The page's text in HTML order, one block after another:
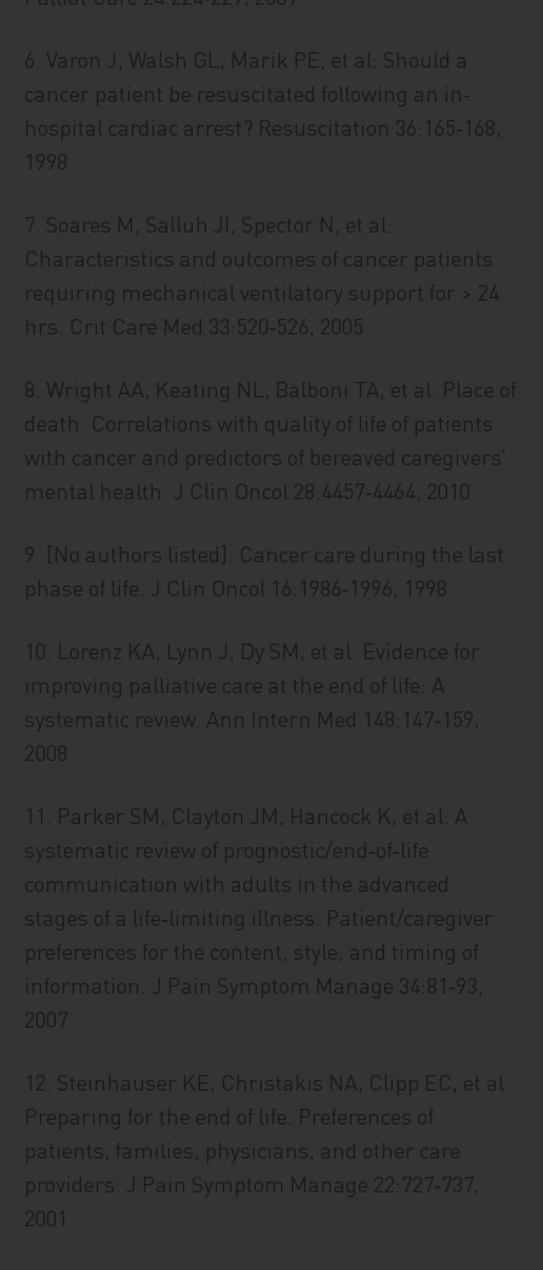
6. Varon J, Walsh GL, Marik PE, et al: Should a
cancer patient be resuscitated following an in-
hospital cardiac arrest? Resuscitation 36:165‑168,
1998
7. Soares M, Salluh JI, Spector N, et al:
Characteristics and outcomes of cancer patients
requiring mechanical ventilatory support for > 24
hrs. Crit Care Med 33:520‑526, 2005
8. Wright AA, Keating NL, Balboni TA, et al: Place of
death: Correlations with quality of life of patients
with cancer and predictors of bereaved caregivers’
mental health. J Clin Oncol 28:4457‑4464, 2010
9. [No authors listed]: Cancer care during the last
phase of life. J Clin Oncol 16:1986‑1996, 1998
10. Lorenz KA, Lynn J, Dy SM, et al: Evidence for
improving palliative care at the end of life: A
systematic review. Ann Intern Med 148:147‑159,
2008
11. Parker SM, Clayton JM, Hancock K, et al: A
systematic review of prognostic/end‑of‑life
communication with adults in the advanced
stages of a life‑limiting illness: Patient/caregiver
preferences for the content, style, and timing of
information. J Pain Symptom Manage 34:81‑93,
2007
12. Steinhauser KE, Christakis NA, Clipp EC, et al:
Preparing for the end of life: Preferences of
patients, families, physicians, and other care
providers. J Pain Symptom Manage 22:727‑737,
2001